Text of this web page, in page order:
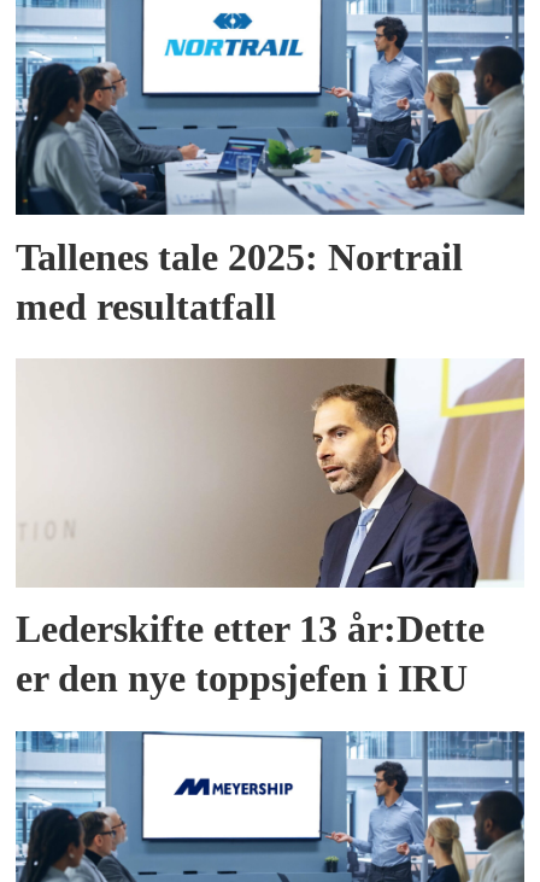
Tallenes tale 2025: Nortrail
med resultatfall
Lederskifte etter 13 år:Dette
er den nye toppsjefen i IRU